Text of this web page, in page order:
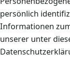
persönlich
Informationen
unserer unter